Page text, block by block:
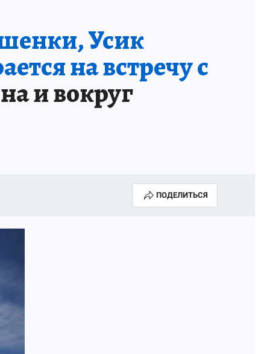
Усик
на встречу с
и вокруг
ПОДЕЛИТЬСЯ